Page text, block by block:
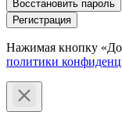
Восстановить пароль
Регистрация
Нажимая кнопку
политики